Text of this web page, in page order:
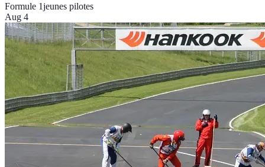
Formule 1jeunes pilotes
Aug 4